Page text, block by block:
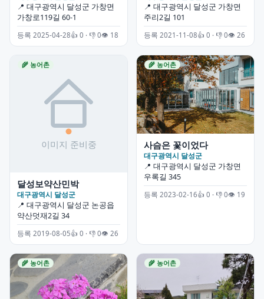
📍 대구광역시 달성군 가창면
가창로119길 60-1
등록 2025-04-28👍 0 · 👎 0👁 18
📍 대구광역시 달성군 가창면
주리2길 101
등록 2021-11-08👍 0 · 👎 0👁 26
🌾 농어촌
달성보약산민박
대구광역시 달성군
📍 대구광역시 달성군 논공읍
약산덧재2길 34
등록 2019-08-05👍 0 · 👎 0👁 26
🌾 농어촌
사슴은 꽃이었다
대구광역시 달성군
📍 대구광역시 달성군 가창면
우록길 345
등록 2023-02-16👍 0 · 👎 0👁 19
🌾 농어촌 🌾 농어촌